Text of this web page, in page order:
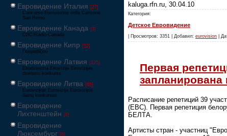
Евровидение Италия [27]
Concorso Eurovisione della Canzone
San Remo
Евровидение Канада [3]
CBC/Radio-Canada
Евровидение Кипр [52]
Γιουροβίζιον
Евровидение Латвия [125]
Eirodziesma Eirovīzija Eirovīzijas
dziesmu konkurss
Евровидение Литва [65]
Eurovizijoje Eurovizija Eurovizijos
dainų konkursas
Евровидение
Лихтенштейн [6]
Евровидение
Люксембург [6]
kaluga.rfn.ru, 30.04.10
Категория:
Детское Евровидение
| Просмотров: 3351 | Добавил: eurovision |
Первая
запланирована
Расписание репетиций 39
(ЕВС). Первая репетиция
БЕЛТА.
Артисты стран - участниц